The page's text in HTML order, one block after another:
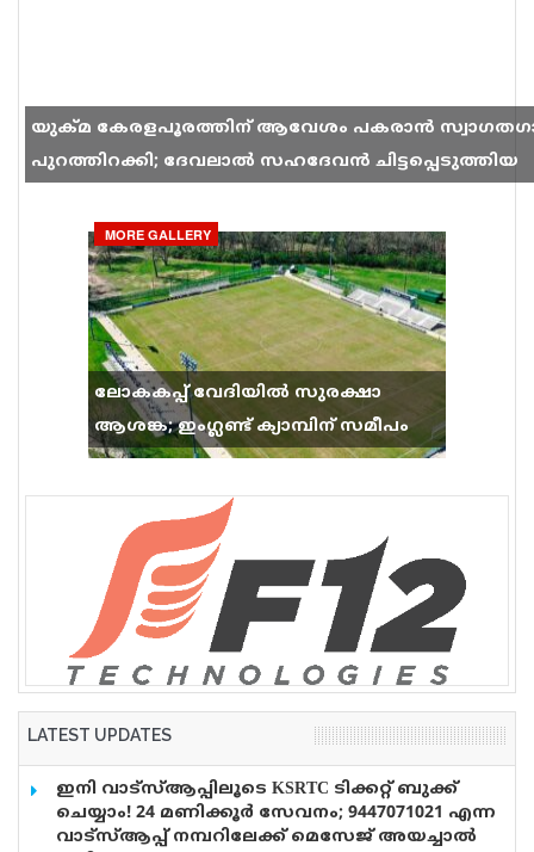
യുക്മ കേരളപൂരത്തിന് ആവേശം പകരാൻ
പുറത്തിറക്കി; ദേവലാൽ സഹദേവൻ ചിട്ടപ്പെടുത്തിയ
MORE GALLERY
ലോകകപ്പ് വേദിയിൽ സുരക്ഷാ
ആശങ്ക; ഇംഗ്ലണ്ട് ക്യാമ്പിന് സമീപം
വെടിവെപ്പ്, 9 പേർക്ക് പരിക്ക്
LATEST UPDATES
ഇനി വാട്‌സ്ആപ്പിലൂടെ KSRTC ടിക്കറ്റ് ബുക്ക്
ചെയ്യാം! 24 മണിക്കൂർ സേവനം; 9447071021 എന്ന
വാട്സ്ആപ്പ് നമ്പറിലേക്ക് മെസേജ് അയച്ചാൽ